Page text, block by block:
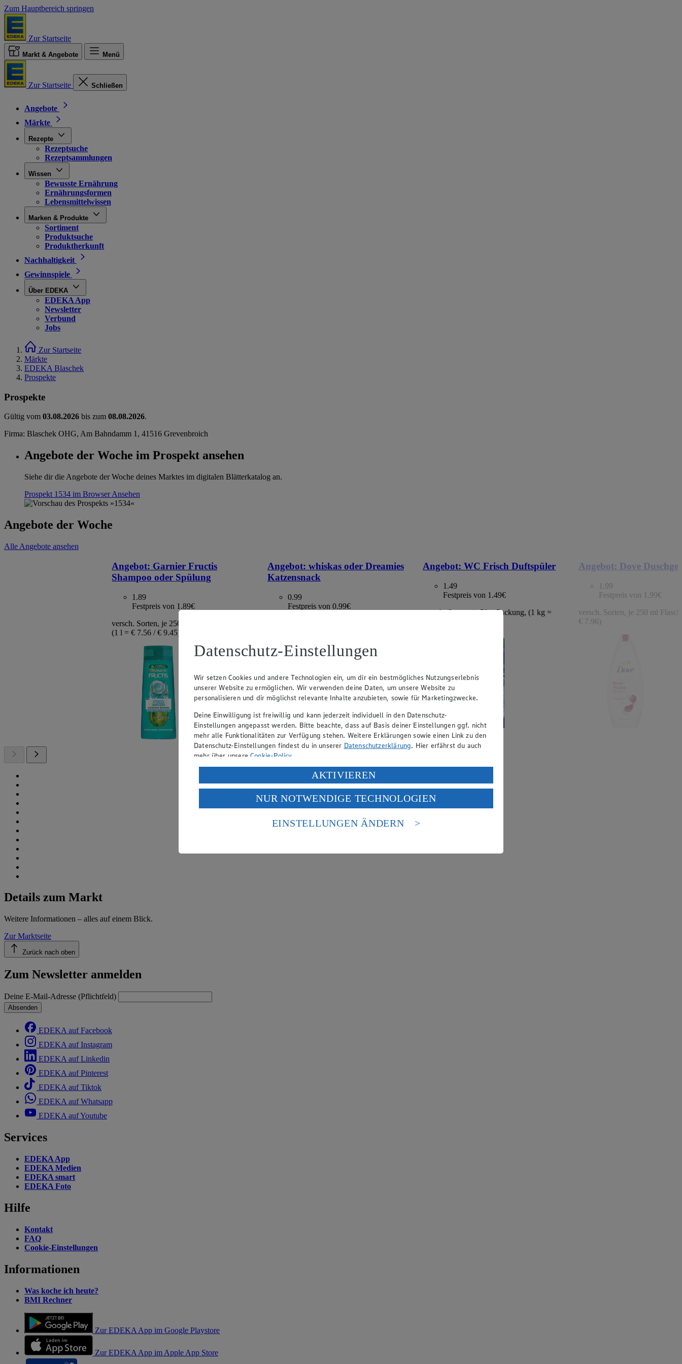
Zum Hauptbereich springen
Zur Startseite
Markt & Angebote Menü
Zur Startseite Schließen
Angebote
Märkte
Rezepte
Rezeptsuche
Rezeptsammlungen
Wissen
Bewusste Ernährung
Ernährungsformen
Lebensmittelwissen
Marken & Produkte
Sortiment
Produktsuche
Produktherkunft
Nachhaltigkeit
Gewinnspiele
Über EDEKA
EDEKA App
Newsletter
Verbund
Jobs
Zur Startseite
Märkte
EDEKA Blaschek
Prospekte
Prospekte
Gültig vom 03.08.2026 bis zum 08.08.2026.
Firma: Blaschek OHG, Am Bahndamm 1, 41516 Grevenbroich
Angebote der Woche im Prospekt ansehen
Siehe dir die Angebote der Woche deines Marktes im digitalen Blätterkatalog an.
Prospekt 1534 im BrowserAnsehen
Angebote der Woche
Alle Angebote ansehen
Angebot: Garnier Fructis
Shampoo oder Spülung
1.89
Festpreis von 1.89€
versch. Sorten, je 250 ml / 200 ml Flasche,
(1 l = € 7.56 / € 9.45)
Angebot: whiskas oder Dreamies
Katzensnack
0.99
Festpreis von 0.99€
Angebot: WC Frisch Duftspüler
1.49
Festpreis von 1.49€
versch. Sorten, je 50 g Packung, (1 kg =
Angebot: Dove Duschgel
1.99
Festpreis von 1.99€
versch. Sorten, je 250 ml
€ 7.96)
Details zum Markt
Weitere Informationen – alles auf einem Blick.
Zur Marktseite
Zurück nach oben
Zum Newsletter anmelden
Deine E-Mail-Adresse (Pflichtfeld)
Absenden
EDEKA auf Facebook
EDEKA auf Instagram
EDEKA auf Linkedin
EDEKA auf Pinterest
EDEKA auf Tiktok
EDEKA auf Whatsapp
EDEKA auf Youtube
Services
EDEKA App
EDEKA Medien
EDEKA smart
EDEKA Foto
Hilfe
Kontakt
FAQ
Cookie-Einstellungen
Informationen
Was koche ich heute?
BMI Rechner
Zur EDEKA App im Google Playstore
Zur EDEKA App im Apple App Store
Datenschutz-Einstellungen
Wir setzen Cookies und andere Technologien ein, um dir ein bestmögliches Nutzungserlebnis
unserer Website zu ermöglichen. Wir verwenden deine Daten, um unsere Website zu
personalisieren und dir möglichst relevante Inhalte anzubieten, sowie für Marketingzwecke.
Deine Einwilligung ist freiwillig und kann jederzeit individuell in den Datenschutz-
Einstellungen angepasst werden. Bitte beachte, dass auf Basis deiner Einstellungen ggf. nicht
mehr alle Funktionalitäten zur Verfügung stehen. Weitere Erklärungen sowie einen Link zu den
Datenschutz-Einstellungen findest du in unserer Datenschutzerklärung. Hier erfährst du auch
mehr über unsereCookie-Policy.
Verarbeitung deiner personenbezogenen Daten in den USA durch Facebook und YouTube:
Wenn du auf „Aktivieren“ klickst, willigst du im Sinne des Art. 49 Abs. 1 Satz 1 lit. a) DSGVO
ein, dass deine Daten in den USA verarbeitet werden. Der EuGH sieht die USA als Land mit
einem nach europäischen Standards nicht angemessenen Datenschutzniveau an. Es besteht das
Risiko eines Zugriffs durch US-amerikanische Behörden.
AKTIVIEREN
NUR NOTWENDIGE TECHNOLOGIEN
EINSTELLUNGEN ÄNDERN